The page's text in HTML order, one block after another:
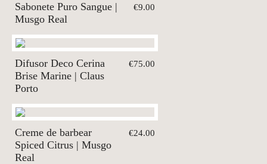
Sabonete Puro Sangue |
Musgo Real
€9.00
Difusor Deco Cerina
Brise Marine | Claus
Porto
€75.00
Creme de barbear
Spiced Citrus | Musgo
Real
€24.00